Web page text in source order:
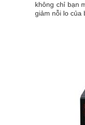
không chỉ bạn
giảm nỗi lo của